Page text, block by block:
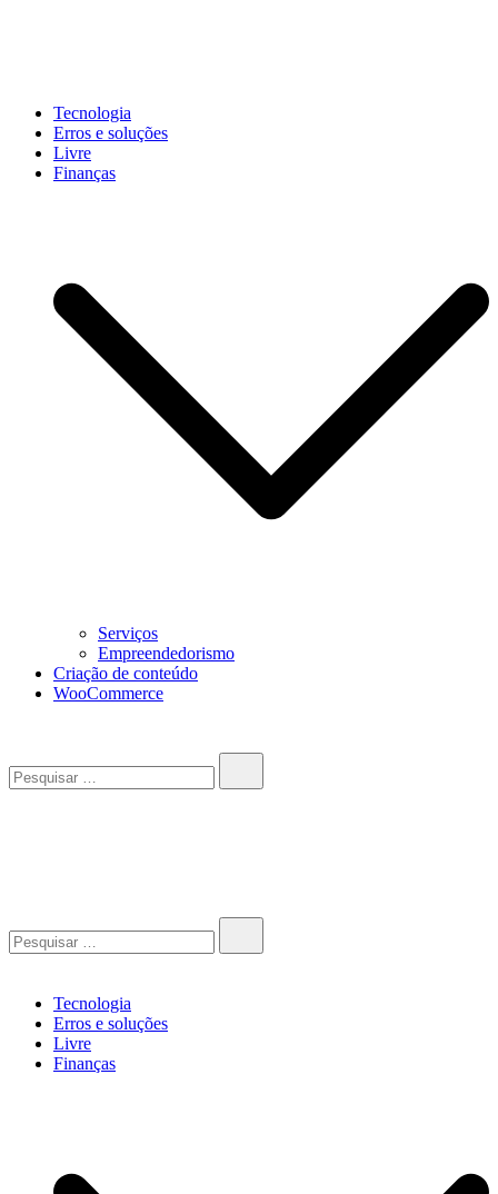
John-Henrique
Distribuindo conteúdo útil
Tecnologia
Erros e soluções
Livre
Finanças
Serviços
Empreendedorismo
Criação de conteúdo
WooCommerce
Tecnologia
Erros e soluções
Livre
Finanças